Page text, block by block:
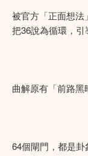
被官方「正面想法
把36說為循環，引
曲解原有「前路黑
64個閘門，都是卦